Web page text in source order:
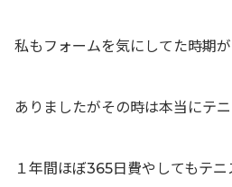
私もフォームを気にしてた時期が
ありましたがその時は本当にテニ
１年間ほぼ365日費やしてもテ